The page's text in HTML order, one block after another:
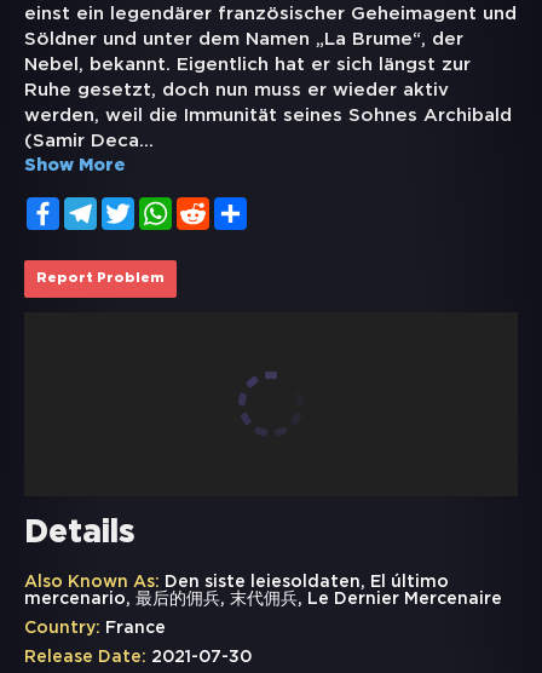
einst ein legendärer französischer Geheimagent und
Söldner und unter dem Namen „La Brume“, der
Nebel, bekannt. Eigentlich hat er sich längst zur
Ruhe gesetzt, doch nun muss er wieder aktiv
werden, weil die Immunität seines Sohnes Archibald
(Samir Deca...
Show More
FacebookTelegramTwitterWhatsApp
Reddit
Report Problem
Details
Also Known As: Den siste leiesoldaten, El último
mercenario, 最后的佣兵, 末代佣兵, Le Dernier Mercenaire
Country: France
Release Date: 2021-07-30